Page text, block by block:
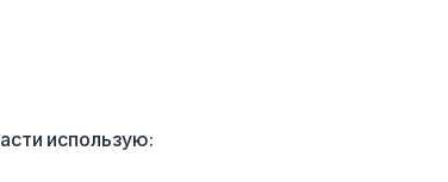
использую: